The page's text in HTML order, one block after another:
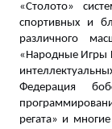
«Столото»
спортивных и
различного
«Народные Игры
Федерация
регата» и